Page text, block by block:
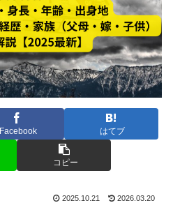
Facebook はてブ
コピー
2025.10.21 2026.03.20